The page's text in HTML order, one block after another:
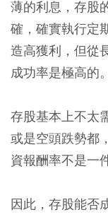
薄的利息，存股
確，確實執行定
造高獲利，但從
成功率是極高的。
存股基本上不太
或是空頭跌勢都
資報酬率不是一
因此，存股能否